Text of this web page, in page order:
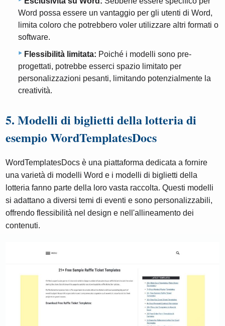
Word possa essere un vantaggio per gli utenti di Word,
limita coloro che potrebbero voler utilizzare altri formati o
software.
Flessibilità limitata: Poiché i modelli sono pre-
progettati, potrebbe esserci spazio limitato per
personalizzazioni pesanti, limitando potenzialmente la
creatività.
5. Modelli di biglietti della lotteria di
esempio WordTemplatesDocs
WordTemplatesDocs è una piattaforma dedicata a fornire
una varietà di modelli Word e i modelli di biglietti della
lotteria fanno parte della loro vasta raccolta. Questi modelli
si adattano a diversi temi di eventi e sono personalizzabili,
offrendo flessibilità nel design e nell'allineamento dei
contenuti.